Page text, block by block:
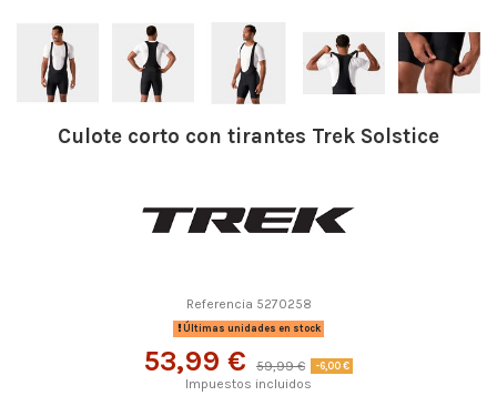
Culote corto con tirantes Trek Solstice
Referencia 5270258
Últimas unidades en stock
53,99 € 59,99 € -6,00 €
Impuestos incluidos